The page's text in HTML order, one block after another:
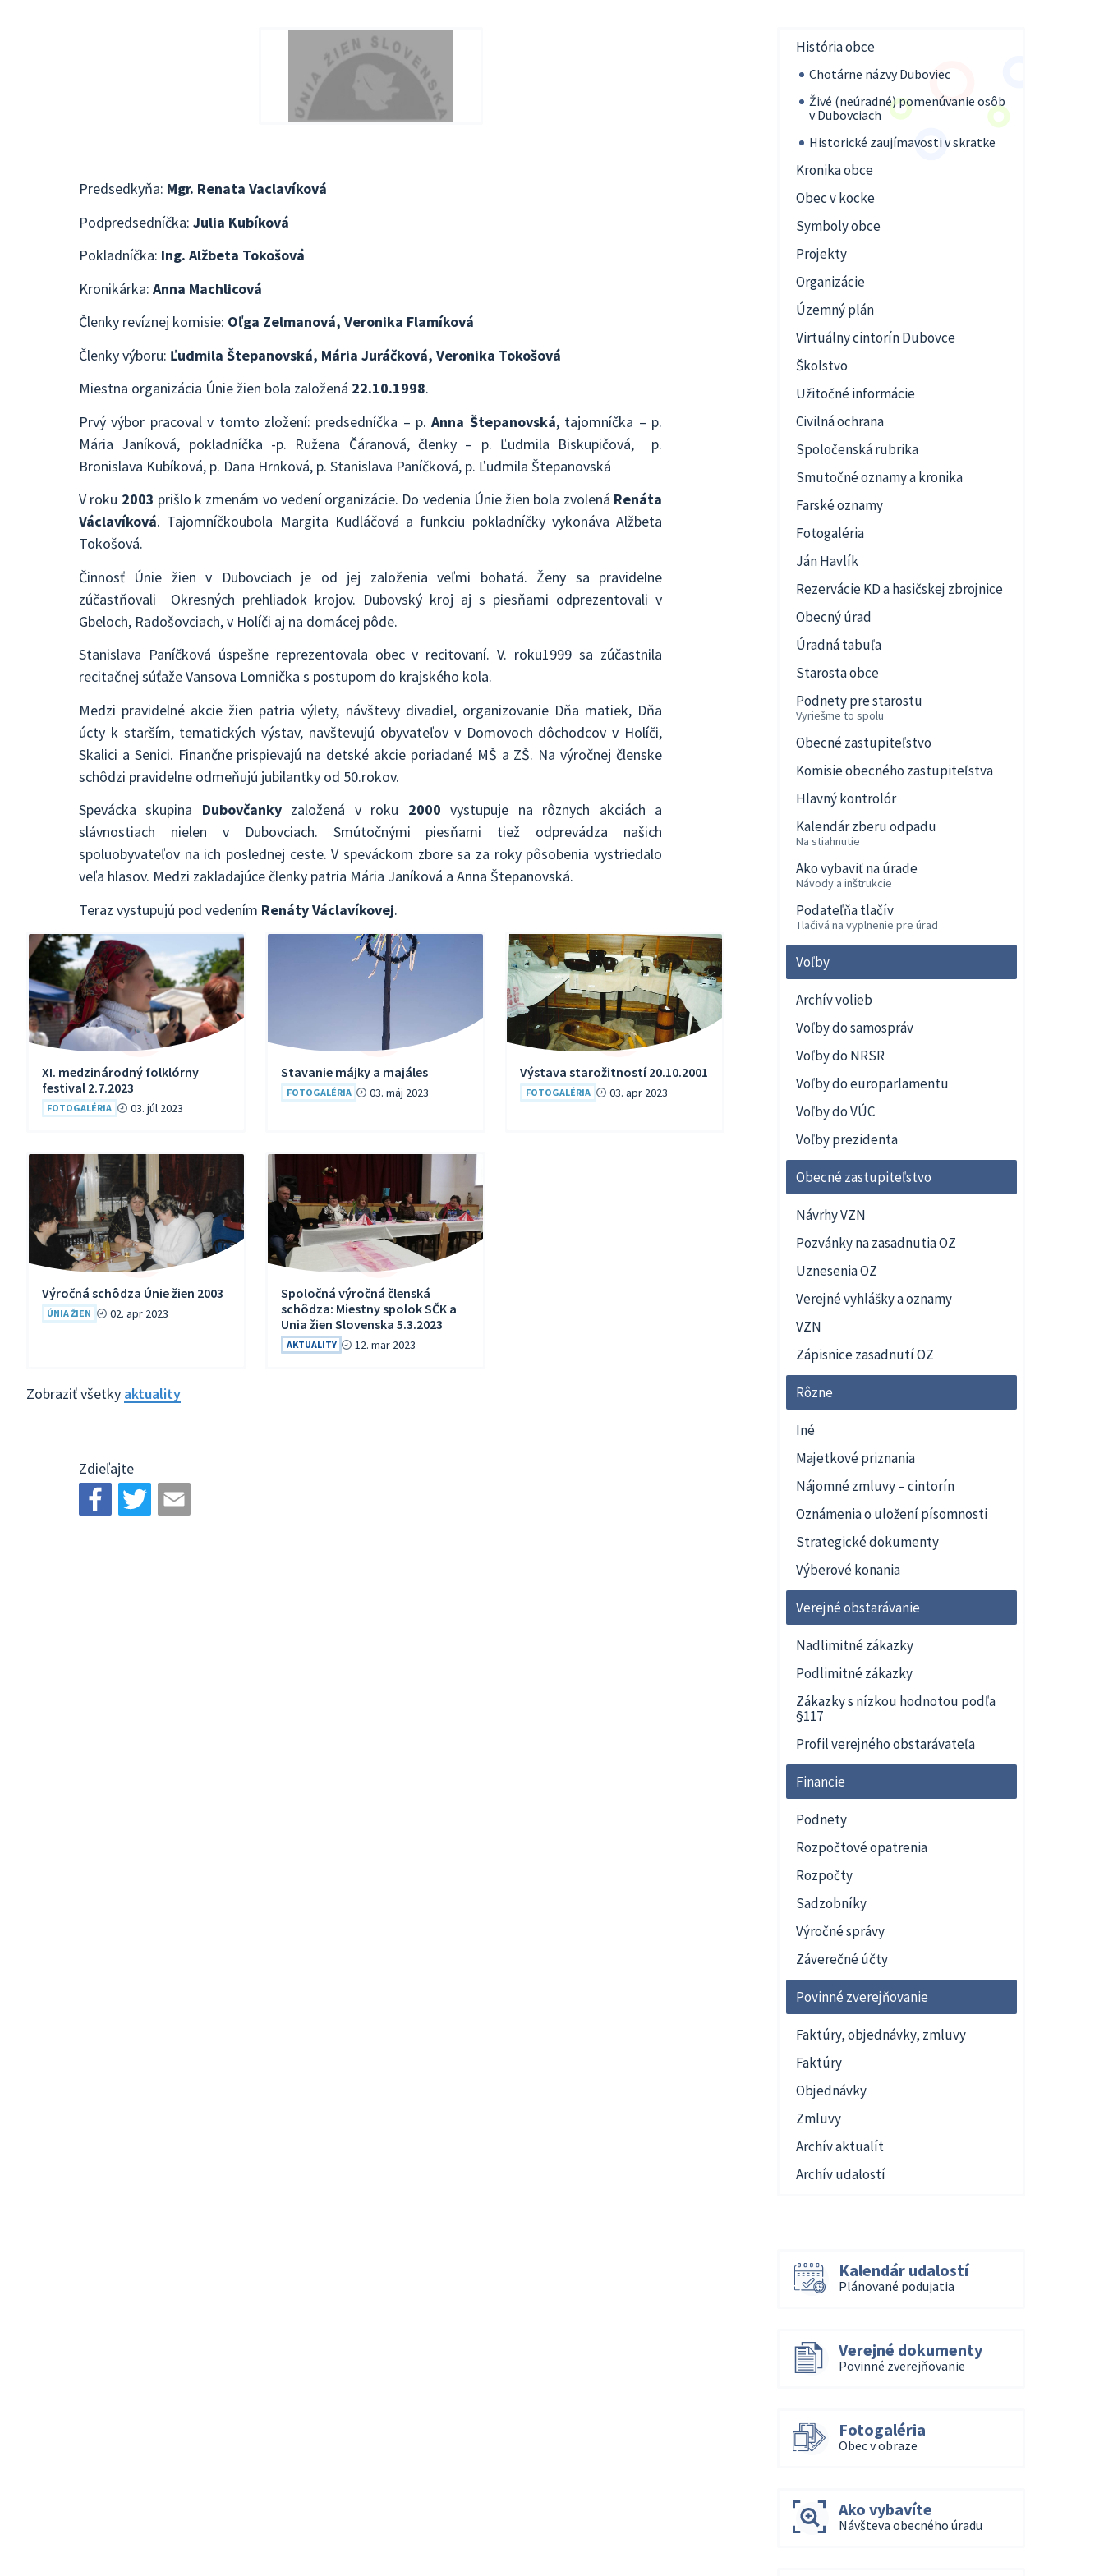
Predsedkyňa: Mgr. Renata Vaclavíková
Podpredsedníčka: Julia Kubíková
Pokladníčka: Ing. Alžbeta Tokošová
Kronikárka: Anna Machlicová
Členky revíznej komisie: Oľga Zelmanová, Veronika Flamíková
Členky výboru: Ľudmila Štepanovská, Mária Juráčková, Veronika Tokošová
Miestna organizácia Únie žien bola založená 22.10.1998.
Prvý výbor pracoval v tomto zložení: predsedníčka – p.Anna Štepanovská, tajomníčka – p.
Mária Janíková, pokladníčka -p. Ružena Čáranová, členky – p. Ľudmila Biskupičová, p.
Bronislava Kubíková, p. Dana Hrnková, p. Stanislava Paníčková, p. Ľudmila Štepanovská
V roku 2003 prišlo k zmenám vo vedení organizácie. Do vedenia Únie žien bola zvolená Renáta
Václavíková. Tajomníčkoubola Margita Kudláčová a funkciu pokladníčky vykonáva Alžbeta
Tokošová.
Činnosť Únie žien v Dubovciach je od jej založenia veľmi bohatá. Ženy sa pravidelne
zúčastňovali Okresných prehliadok krojov. Dubovský kroj aj s piesňami odprezentovali v
Gbeloch, Radošovciach, v Holíči aj na domácej pôde.
Stanislava Paníčková úspešne reprezentovala obec v recitovaní. V. roku1999 sa zúčastnila
recitačnej súťaže Vansova Lomnička s postupom do krajského kola.
Medzi pravidelné akcie žien patria výlety, návštevy divadiel, organizovanie Dňa matiek, Dňa
úcty k starším, tematických výstav, navštevujú obyvateľov v Domovoch dôchodcov v Holíči,
Skalici a Senici. Finančne prispievajú na detské akcie poriadané MŠ a ZŠ. Na výročnej členske
schôdzi pravidelne odmeňujú jubilantky od 50.rokov.
Spevácka skupina Dubovčankyzaložená v roku 2000 vystupuje na rôznych akciách a
slávnostiach nielen v Dubovciach. Smútočnými piesňami tiež odprevádza našich
spoluobyvateľov na ich poslednej ceste. V speváckom zbore sa za roky pôsobenia vystriedalo
veľa hlasov. Medzi zakladajúce členky patria Mária Janíková a Anna Štepanovská.
Teraz vystupujú pod vedením Renáty Václavíkovej.
XI. medzinárodný folklórny
festival 2.7.2023
FOTOGALÉRIA 03. júl 2023
Stavanie májky a majáles
FOTOGALÉRIA 03. máj 2023
Výstava starožitností 20.10.2001
FOTOGALÉRIA 03. apr 2023
Výročná schôdza Únie žien 2003
ÚNIA ŽIEN 02. apr 2023
Spoločná výročná členská
schôdza: Miestny spolok SČK a
Unia žien Slovenska 5.3.2023
AKTUALITY 12. mar 2023
Zobraziť všetky aktuality
Zdieľajte
História obce
Chotárne názvy Duboviec
Živé (neúradné) pomenúvanie osôb
v Dubovciach
Historické zaujímavosti v skratke
Kronika obce
Obec v kocke
Symboly obce
Projekty
Organizácie
Územný plán
Virtuálny cintorín Dubovce
Školstvo
Užitočné informácie
Civilná ochrana
Spoločenská rubrika
Smutočné oznamy a kronika
Farské oznamy
Fotogaléria
Ján Havlík
Rezervácie KD a hasičskej zbrojnice
Obecný úrad
Úradná tabuľa
Starosta obce
Podnety pre starostu
Vyriešme to spolu
Obecné zastupiteľstvo
Komisie obecného zastupiteľstva
Hlavný kontrolór
Kalendár zberu odpadu
Na stiahnutie
Ako vybaviť na úrade
Návody a inštrukcie
Podateľňa tlačív
Tlačivá na vyplnenie pre úrad
Voľby
Archív volieb
Voľby do samospráv
Voľby do NRSR
Voľby do europarlamentu
Voľby do VÚC
Voľby prezidenta
Obecné zastupiteľstvo
Návrhy VZN
Pozvánky na zasadnutia OZ
Uznesenia OZ
Verejné vyhlášky a oznamy
VZN
Zápisnice zasadnutí OZ
Rôzne
Iné
Majetkové priznania
Nájomné zmluvy – cintorín
Oznámenia o uložení písomnosti
Strategické dokumenty
Výberové konania
Verejné obstarávanie
Nadlimitné zákazky
Podlimitné zákazky
Zákazky s nízkou hodnotou podľa
§117
Profil verejného obstarávateľa
Financie
Podnety
Rozpočtové opatrenia
Rozpočty
Sadzobníky
Výročné správy
Záverečné účty
Povinné zverejňovanie
Faktúry, objednávky, zmluvy
Faktúry
Objednávky
Zmluvy
Archív aktualít
Archív udalostí
Kalendár udalostí
Plánované podujatia
Verejné dokumenty
Povinné zverejňovanie
Fotogaléria
Obec v obraze
Ako vybavíte
Návšteva obecného úradu